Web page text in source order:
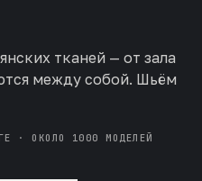
тканей — от зала
между собой. Шьём
· ОКОЛО 1000 МОДЕЛЕЙ